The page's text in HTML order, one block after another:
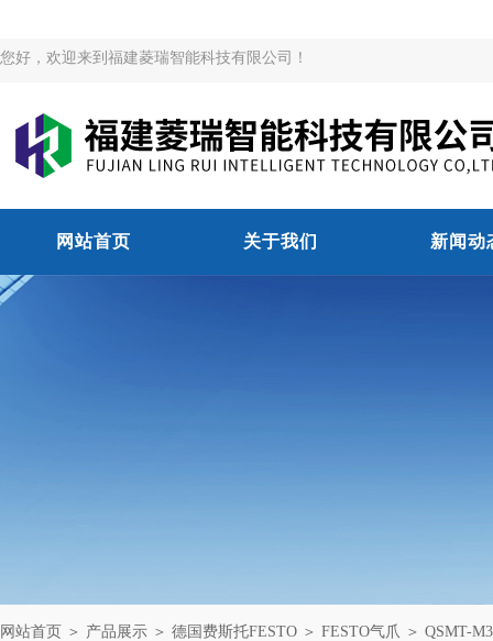
您好，欢迎来到福建菱瑞智能科技有限公司！
网站首页 关于我们 新闻动
网站首页 ＞ 产品展示 ＞ 德国费斯托FESTO ＞ FESTO气爪 ＞ QSMT-